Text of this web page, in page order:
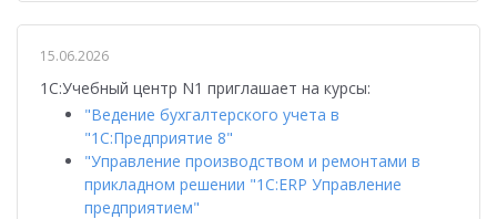
15.06.2026
1С:Учебный центр N1 приглашает на курсы:
"Ведение бухгалтерского учета в
"1С:Предприятие 8"
"Управление производством и ремонтами в
прикладном решении "1С:ERP Управление
предприятием"